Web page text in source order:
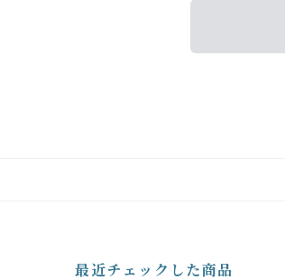
最近チェックした商品